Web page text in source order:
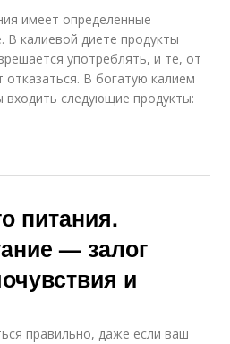
имеет определенные
В калиевой диете продукты
употреблять, и те, от
В богатую калием
входить следующие продукты:
питания.
— залог
и
правильно, даже если ваш